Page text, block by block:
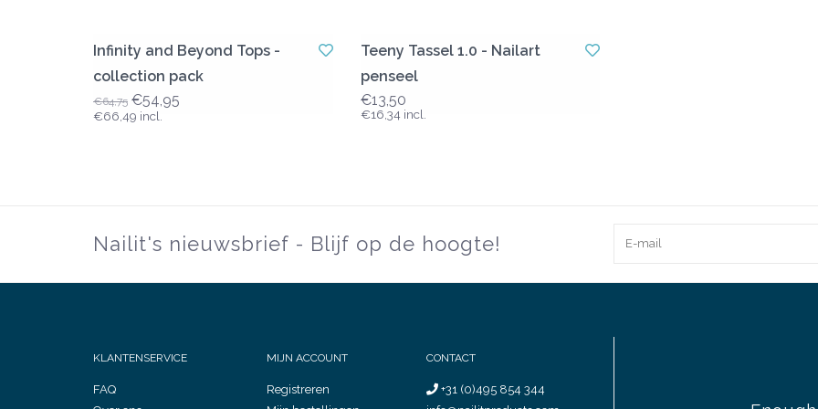
Infinity and Beyond Tops -
collection pack
€64,75 €54,95
€66,49 incl.
Teeny Tassel 1.0 - Nailart
penseel
€13,50
€16,34 incl.
Nailit's nieuwsbrief - Blijf op de hoogte!
KLANTENSERVICE
FAQ
MIJN ACCOUNT
Registreren
CONTACT
+31 (0)495 854 344